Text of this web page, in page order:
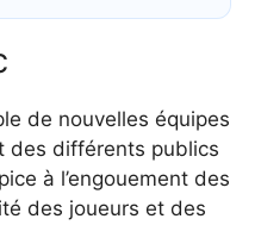
de nouvelles équipes
des différents publics
à l’engouement des
des joueurs et des